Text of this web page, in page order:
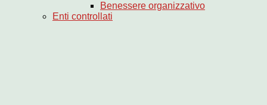
Benessere organizzativo
Enti controllati